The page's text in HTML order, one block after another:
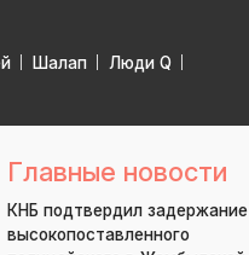
Шалап Люди Q
Главные новости
КНБ подтвердил задержание
высокопоставленного